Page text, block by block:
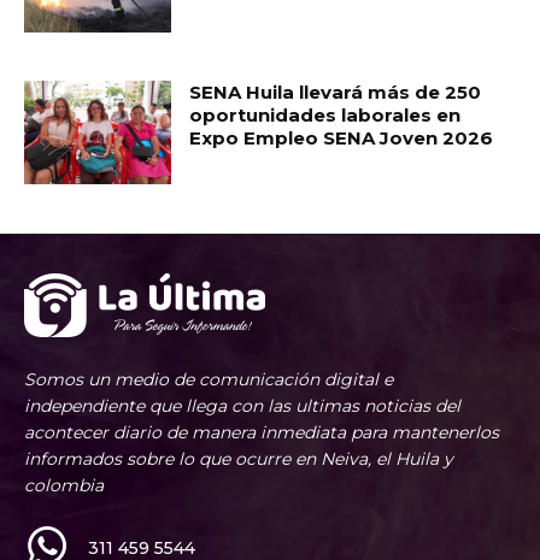
SENA Huila llevará más de 250
oportunidades laborales en
Expo Empleo SENA Joven 2026
Somos un medio de comunicación digital e
independiente que llega con las ultimas noticias del
acontecer diario de manera inmediata para mantenerlos
informados sobre lo que ocurre en Neiva, el Huila y
colombia
311 459 5544